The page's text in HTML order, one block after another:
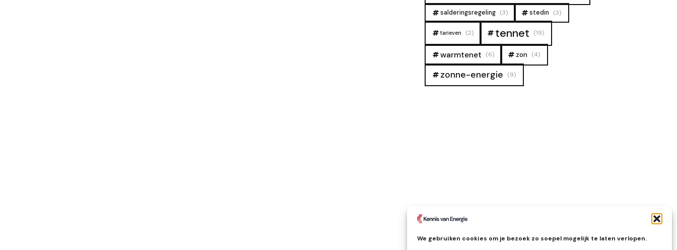
We gebruiken cookies om je bezoek zo soepel mogelijk te laten verlopen.
salderingsregeling (3) stedin (3)
tarieven (2) tennet (19)
warmtenet (6) zon (4)
zonne-energie (9)